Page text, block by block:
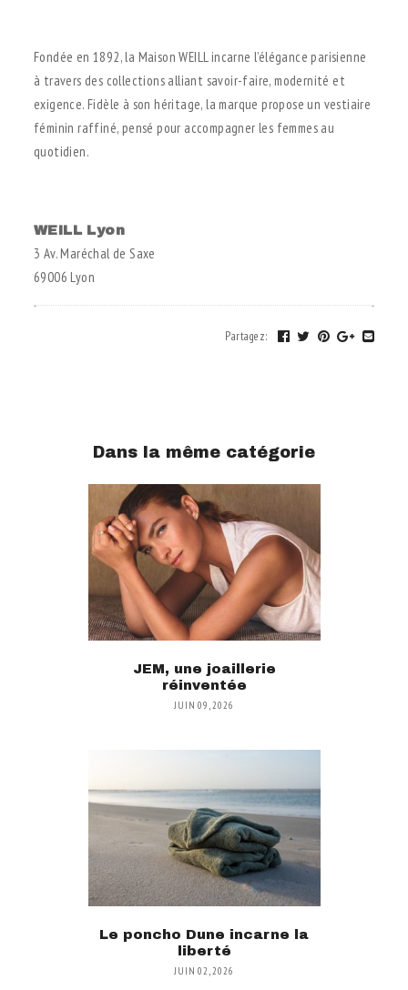
Fondée en 1892, la Maison WEILL incarne l’élégance parisienne
à travers des collections alliant savoir-faire, modernité et
exigence. Fidèle à son héritage, la marque propose un vestiaire
féminin raffiné, pensé pour accompagner les femmes au
quotidien.
WEILL Lyon
3 Av. Maréchal de Saxe
69006 Lyon
Partagez:
Dans la même catégorie
JEM, une joaillerie
réinventée
JUIN 09, 2026
Le poncho Dune incarne la
liberté
JUIN 02, 2026